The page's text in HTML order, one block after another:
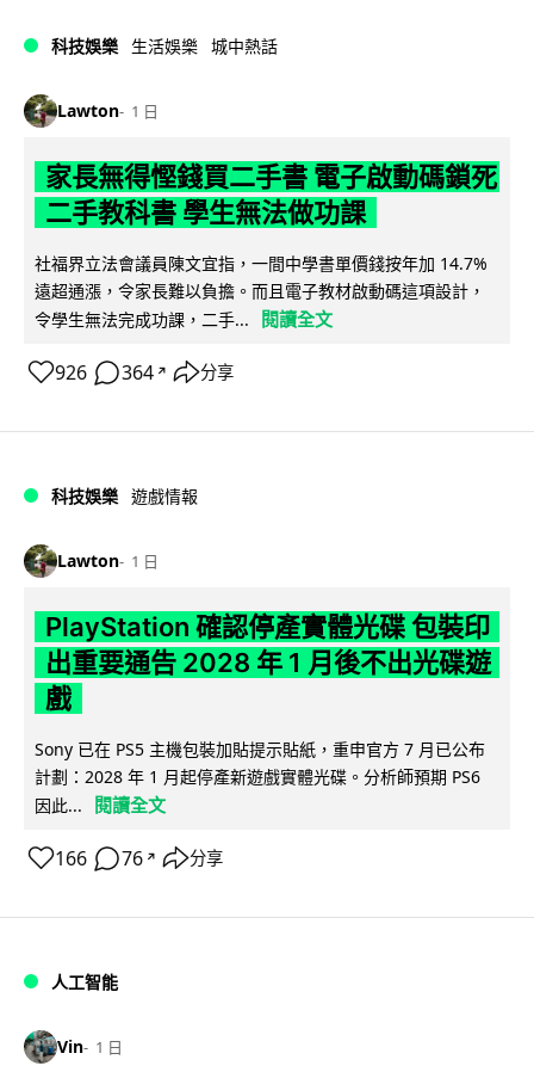
科技娛樂 生活娛樂 城中熱話
Lawton 1 日
家長無得慳錢買二手書 電子啟動碼鎖死
二手教科書 學生無法做功課
社福界立法會議員陳文宜指，一間中學書單價錢按年加 14.7%
遠超通漲，令家長難以負擔。而且電子教材啟動碼這項設計，
令學生無法完成功課，二手...
閱讀全文
926 364 ↗ 分享
科技娛樂 遊戲情報
Lawton 1 日
PlayStation 確認停產實體光碟 包裝印
出重要通告 2028 年 1 月後不出光碟遊
戲
Sony 已在 PS5 主機包裝加貼提示貼紙，重申官方 7 月已公布
計劃：2028 年 1 月起停產新遊戲實體光碟。分析師預期 PS6
因此...
閱讀全文
166 76 ↗ 分享
人工智能
Vin 1 日